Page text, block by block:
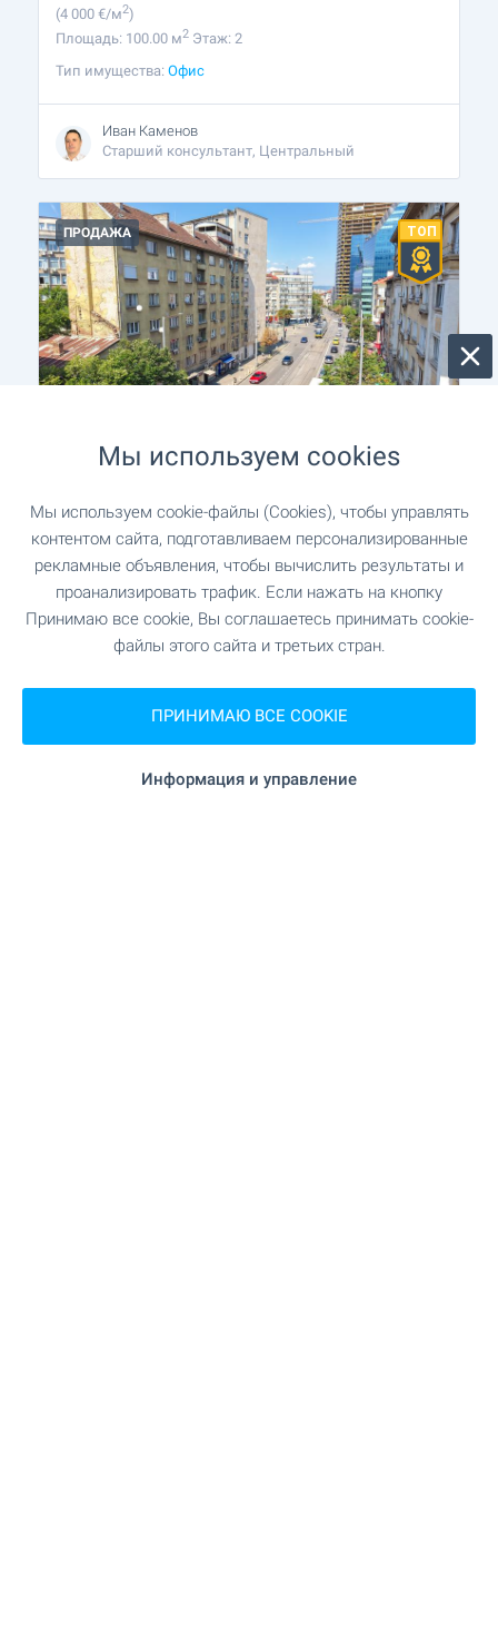
(4 000 €/м2)
Площадь: 100.00 м2 Этаж: 2
Тип имущества: Офис
Иван Каменов
Старший консультант, Центральный
ПРОДАЖА
Христо Ботева и улицы Солунской в
​​центре Софии
г. София,«Центр»
€2 100 000
€/м )
Риэлтор, София - Центральный
Мы используем cookies
Мы используем cookie-файлы (Cookies), чтобы управлять
контентом сайта, подготавливаем персонализированные
рекламные объявления, чтобы вычислить результаты и
проанализировать трафик. Если нажать на кнопку
Принимаю все cookie, Вы соглашаетесь принимать cookie-
файлы этого сайта и третьих стран.
ПРИНИМАЮ ВСЕ COOKIE
Информация и управление